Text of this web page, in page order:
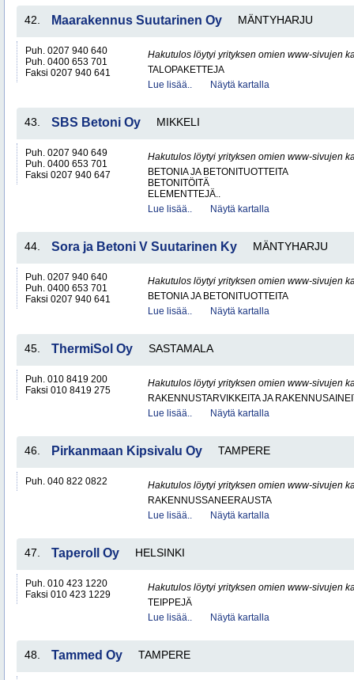
42. Maarakennus Suutarinen Oy MÄNTYHARJU
Puh. 0207 940 640
Puh. 0400 653 701
Faksi 0207 940 641
Hakutulos löytyi yrityksen omien www-sivujen
TALOPAKETTEJA
Lue lisää..
Näytä kartalla
43. SBS Betoni Oy MIKKELI
Puh. 0207 940 649
Puh. 0400 653 701
Faksi 0207 940 647
Hakutulos löytyi yrityksen omien www-sivujen
BETONIA JA BETONITUOTTEITA
BETONITÖITÄ
ELEMENTTEJÄ..
Lue lisää..
Näytä kartalla
44. Sora ja Betoni V Suutarinen Ky MÄNTYHARJU
Puh. 0207 940 640
Puh. 0400 653 701
Faksi 0207 940 641
Hakutulos löytyi yrityksen omien www-sivujen
BETONIA JA BETONITUOTTEITA
Lue lisää..
Näytä kartalla
45. ThermiSol Oy SASTAMALA
Puh. 010 8419 200
Faksi 010 8419 275
Hakutulos löytyi yrityksen omien www-sivujen
RAKENNUSTARVIKKEITA JA
Lue lisää..
Näytä kartalla
46. Pirkanmaan Kipsivalu Oy TAMPERE
Puh. 040 822 0822
Hakutulos löytyi yrityksen omien www-sivujen
RAKENNUSSANEERAUSTA
Lue lisää..
Näytä kartalla
47. Taperoll Oy HELSINKI
Puh. 010 423 1220
Faksi 010 423 1229
Hakutulos löytyi yrityksen omien www-sivujen
TEIPPEJÄ
Lue lisää..
Näytä kartalla
48. Tammed Oy TAMPERE